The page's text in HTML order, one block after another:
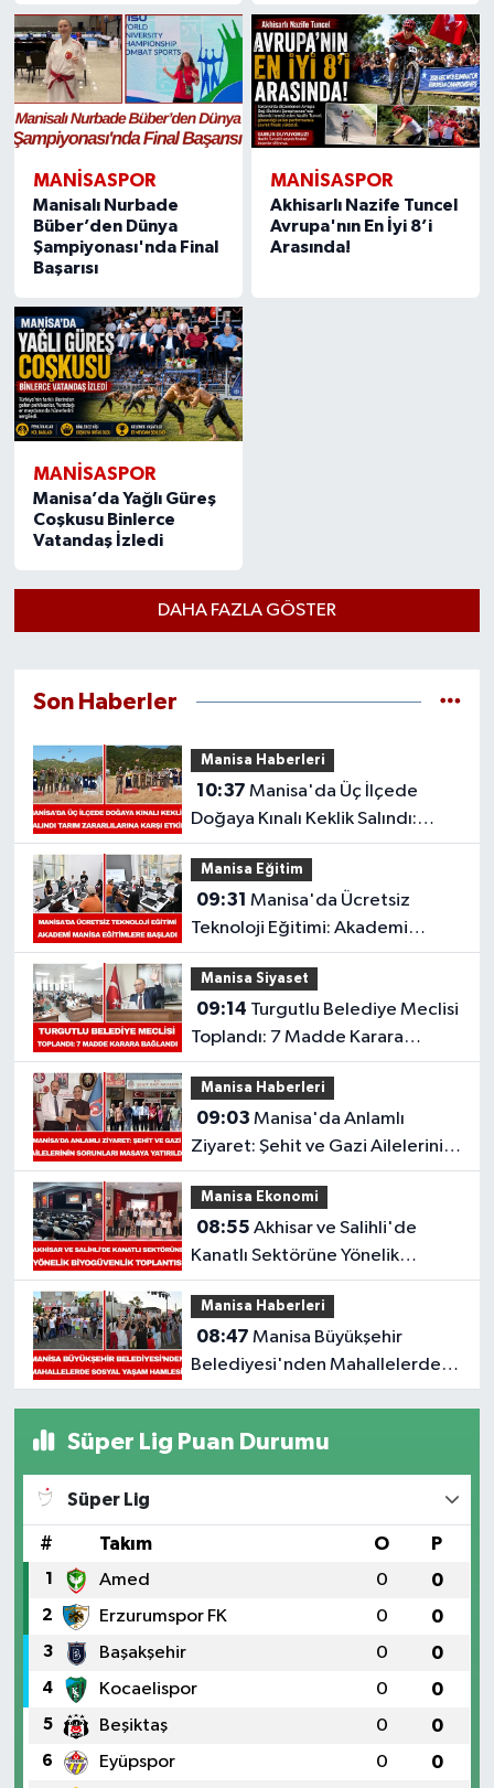
MANISASPOR
Manisalı Nurbade
Büber’den Dünya
Şampiyonası'nda Final
Başarısı
MANISASPOR
Akhisarlı Nazife Tuncel
Avrupa'nın En İyi 8’i
Arasında!
MANISASPOR
Manisa’da Yağlı Güreş
Coşkusu Binlerce
Vatandaş İzledi
DAHA FAZLA GÖSTER
Son Haberler
Manisa Haberleri
10:37
Doğaya Kınalı Keklik Salındı:
Tarım Zararlılarına Karşı Etkili
Manisa Eğitim
09:31
Teknoloji Eğitimi: Akademi
Manisa Eğitimlere Başladı
Manisa Siyaset
09:14
Toplandı: 7 Madde Karara
Bağlandı
Manisa Haberleri
09:03
Ziyaret: Şehit ve Gazi Ailelerinin
Sorunları Masaya Yatırıldı
Manisa Ekonomi
08:55
Kanatlı Sektörüne Yönelik
Biyogüvenlik Toplantısı
Manisa Haberleri
08:47
Belediyesi'nden Mahallelerde
Sosyal Yaşam Hamlesi
Süper Lig Puan Durumu
Süper Lig
# Takım O P
1 Amed 0 0
2 Erzurumspor FK 0 0
3 Başakşehir 0 0
4 Kocaelispor 0 0
5 Beşiktaş 0 0
6 Eyüpspor 0 0